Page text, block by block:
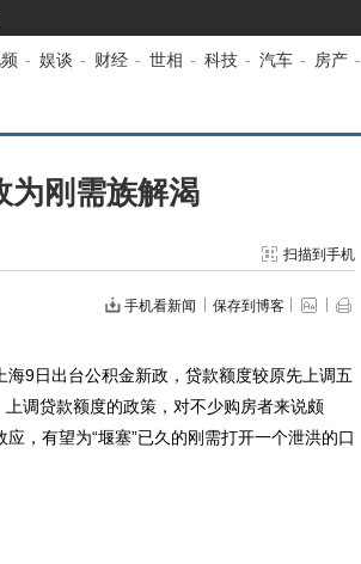
- 娱谈 - 财经 - 世相 - 科技 - 汽车 - 房产 -
为刚需族解渴
扫描到手机
手机看新闻 保存到博客
9日出台公积金新政，贷款额度较原先上调五
调贷款额度的政策，对不少购房者来说颇
，有望为“堰塞”已久的刚需打开一个泄洪的口